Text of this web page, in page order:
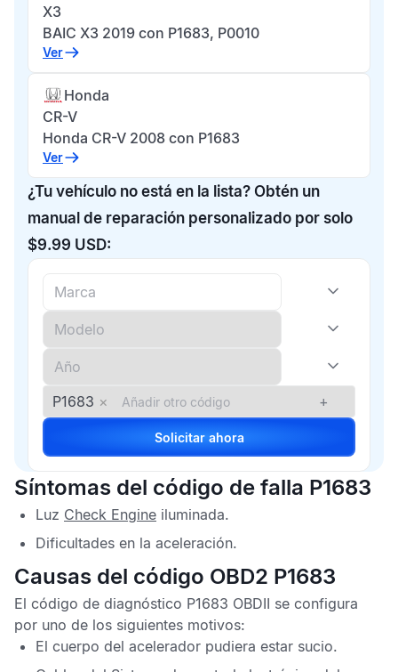
X3
BAIC X3 2019 con P1683, P0010
Ver
Honda
CR-V
Honda CR-V 2008 con P1683
Ver
¿Tu vehículo no está en la lista? Obtén un
manual de reparación personalizado por solo
$9.99 USD:
P1683 × +
Solicitar ahora
Síntomas del código de falla P1683
Luz Check Engine iluminada.
Dificultades en la aceleración.
Causas del código OBD2 P1683
El código de diagnóstico P1683 OBDII se configura
por uno de los siguientes motivos:
El cuerpo del acelerador pudiera estar sucio.